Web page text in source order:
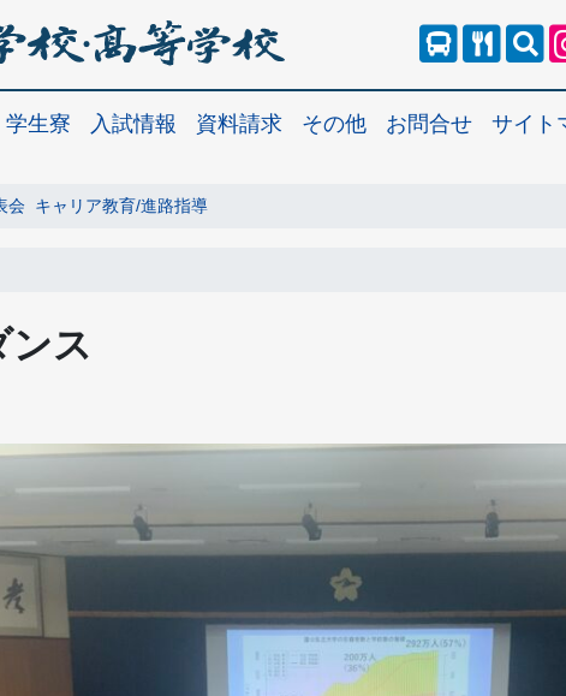
学生寮 入試情報 資料請求 その他 お問合せ サイト
会 キャリア教育/進路指導
ンス